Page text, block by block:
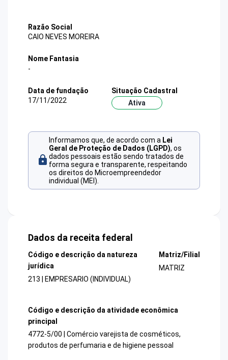
Razão Social
CAIO NEVES MOREIRA
Nome Fantasia
-
Data de fundação
17/11/2022
Situação Cadastral
Ativa
Informamos que, de acordo com a Lei
Geral de Proteção de Dados (LGPD), os
dados pessoais estão sendo tratados de
forma segura e transparente, respeitando
os direitos do Microempreendedor
individual (MEI).
Dados da receita federal
Código e descrição da natureza
jurídica
213 | EMPRESARIO (INDIVIDUAL)
Matriz/Filial
MATRIZ
Código e descrição da atividade econômica
principal
4772-5/00 | Comércio varejista de cosméticos,
produtos de perfumaria e de higiene pessoal